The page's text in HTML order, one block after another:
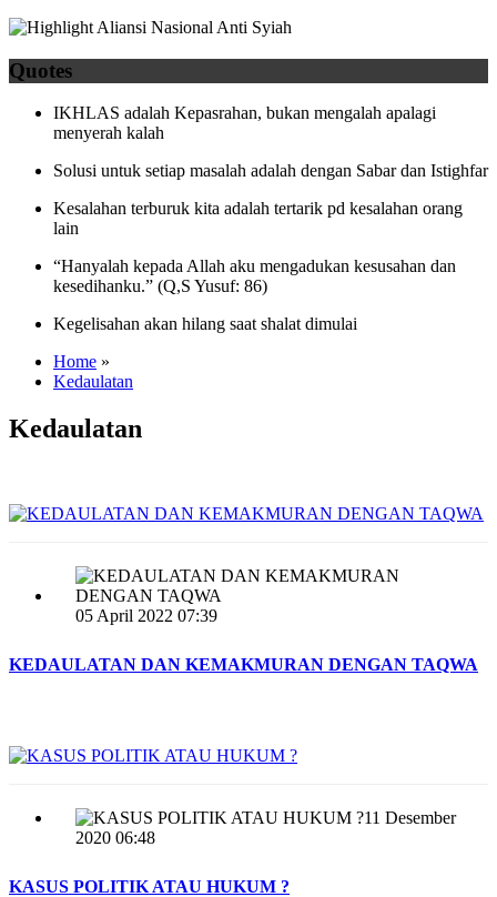
Quotes
IKHLAS adalah Kepasrahan, bukan mengalah apalagi
menyerah kalah
Solusi untuk setiap masalah adalah dengan Sabar dan Istighfar
Kesalahan terburuk kita adalah tertarik pd kesalahan orang
lain
“Hanyalah kepada Allah aku mengadukan kesusahan dan
kesedihanku.” (Q,S Yusuf: 86)
Kegelisahan akan hilang saat shalat dimulai
Home »
Kedaulatan
Kedaulatan
05 April 2022 07:39
KEDAULATAN DAN KEMAKMURAN DENGAN TAQWA
11 Desember
2020 06:48
KASUS POLITIK ATAU HUKUM ?